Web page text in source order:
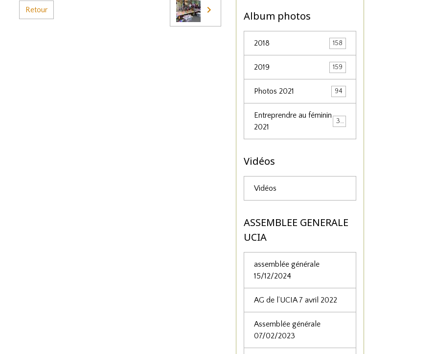
Retour Album photos
2018 158
2019 159
Photos 2021 94
Entreprendre au féminin
2021
34
Vidéos
Vidéos
ASSEMBLEE GENERALE
UCIA
assemblée générale
15/12/2024
AG de l’UCIA 7 avril 2022
Assemblée générale
07/02/2023